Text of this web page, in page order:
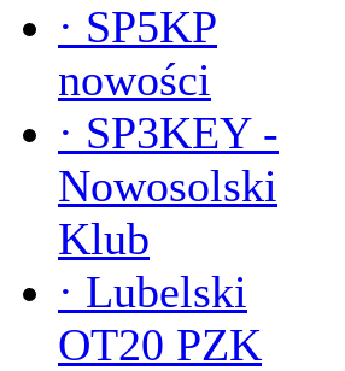
· SP5KP
nowości
· SP3KEY -
Nowosolski
Klub
· Lubelski
OT20 PZK